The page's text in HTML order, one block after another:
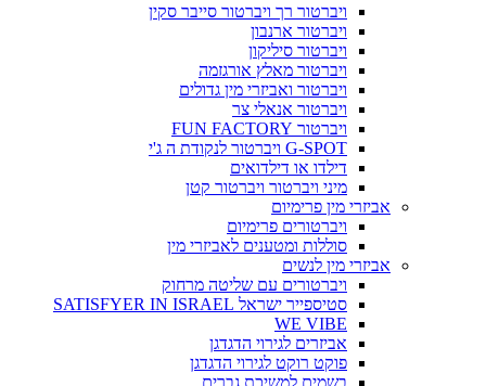
ויברטור רך ויברטור סייבר סקין
ויברטור ארנבון
ויברטור סיליקון
ויברטור מאלץ אורגזמה
ויברטור ואביזרי מין גדולים
ויברטור אנאלי צר
ויברטור FUN FACTORY
G-SPOT ויברטור לנקודת ה ג'י
דילדו או דילדואים
מיני ויברטור ויברטור קטן
אביזרי מין פרימיום
ויברטורים פרימיום
סוללות ומטענים לאביזרי מין
אביזרי מין לנשים
ויברטורים עם שליטה מרחוק
סטיספייר ישראל SATISFYER IN ISRAEL
WE VIBE
אביזרים לגירוי הדגדגן
פוקט רוקט לגירוי הדגדגן
בשמים למשיכת גברים